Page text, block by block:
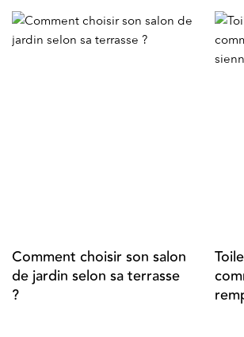
Comment choisir son salon
de jardin selon sa terrasse
?